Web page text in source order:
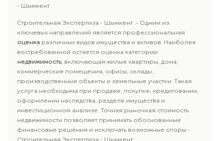
- Шымкент .
Строительная Экспертиза - Шымкент - Одним из
ключевых направлений является профессиональная
оценка различных видов имущества и активов. Наиболее
востребованной остается оценка категории
недвижимость, включающая жилые квартиры, дома,
коммерческие помещения, офисы, склады,
производственные объекты и земельные участки. Такая
услуга необходима при продаже, покупке, кредитовании,
оформлении наследства, разделе имущества и
инвестиционном анализе. Точная рыночная стоимость
недвижимости позволяет принимать обоснованные
финансовые решения и исключать возможные споры -
Строительная Экспертиза - Шымкент .